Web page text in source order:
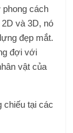
cách
và 3D, nó
đẹp mắt.
đợi với
vật của
chiếu tại các